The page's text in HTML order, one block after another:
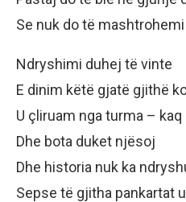
Se nuk do të
Ndryshimi duhej të vinte
E dinim këtë gjatë gjithë
U çliruam nga turma –
Dhe bota duket njësoj
Dhe historia nuk ka
Sepse të gjitha pankartat